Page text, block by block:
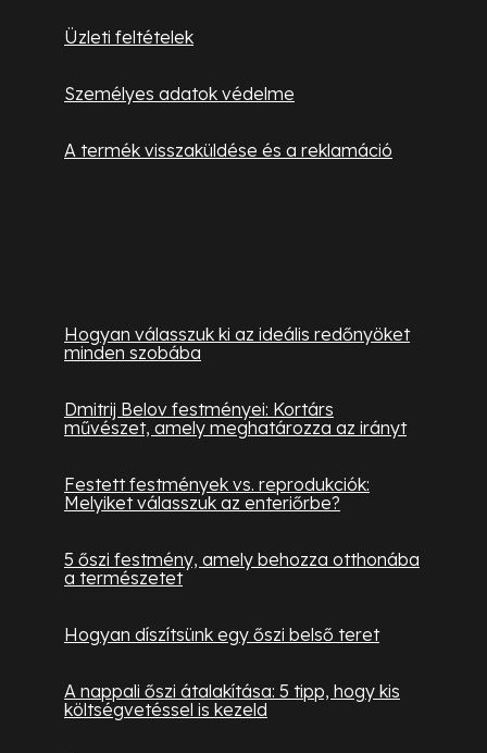
Üzleti feltételek
Személyes adatok védelme
A termék visszaküldése és a reklamáció
Hogyan válasszuk ki az ideális redőnyöket
minden szobába
Dmitrij Belov festményei: Kortárs
művészet, amely meghatározza az irányt
Festett festmények vs. reprodukciók:
Melyiket válasszuk az enteriőrbe?
5 őszi festmény, amely behozza otthonába
a természetet
Hogyan díszítsünk egy őszi belső teret
A nappali őszi átalakítása: 5 tipp, hogy kis
költségvetéssel is kezeld